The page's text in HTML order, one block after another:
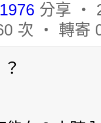
分享 ‧
次 ‧ 轉寄